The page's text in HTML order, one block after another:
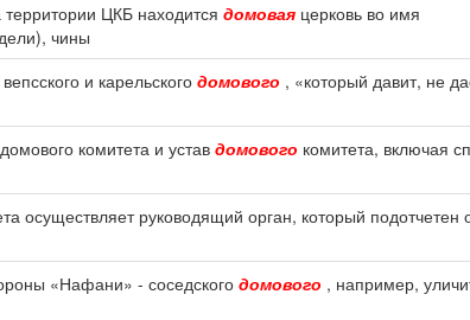
ЦКБ находится домовая церковь во имя
чины
и карельского домового , «который давит, не
комитета и устав домового комитета, включая
осуществляет руководящий орган, который
«Нафани» - соседского домового , например,